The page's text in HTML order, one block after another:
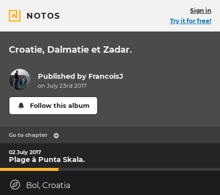
NOTOS
Sign in
Try it for free!
Croatie, Dalmatie et Zadar.
Published by FrancoisJ
on July 23rd 2017
Follow this album
Go to chapter
02 July 2017
Plage à Punta Skala.
Bol, Croatia